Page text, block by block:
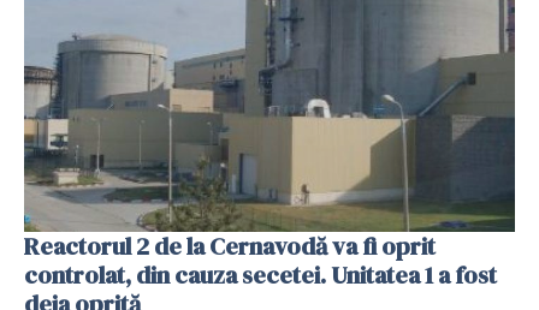
Reactorul 2 de la Cernavodă va fi oprit
controlat, din cauza secetei. Unitatea 1 a fost